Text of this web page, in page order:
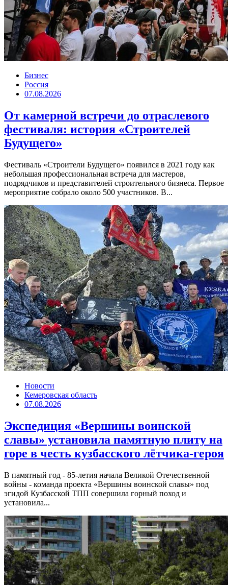
Бизнес
Россия
07.08.2026
От камерной встречи до отраслевого
фестиваля: история «Строителей
Будущего»
Фестиваль «Строители Будущего» появился в 2021 году как
небольшая профессиональная встреча для мастеров,
подрядчиков и представителей строительного бизнеса. Первое
мероприятие собрало около 500 участников. В...
Новости
Кемеровская область
07.08.2026
Экспедиция «Вершины воинской
славы» установила памятную плиту на
горе в честь кузбасского лётчика-героя
В памятный год - 85-летия начала Великой Отечественной
войны - команда проекта «Вершины воинской славы» под
эгидой Кузбасской ТПП совершила горный поход и
установила...